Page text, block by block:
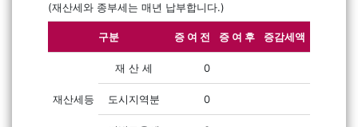
(재산세와 종부세는 매년 납부합니다.)
구분 증 여 전 증 여 후 증감세액
재산세등
재 산 세 0
도시지역분 0